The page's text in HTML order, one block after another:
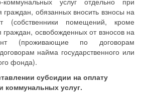
граждан, обязанных вносить взносы на
(собственники помещений, кроме
освобожденных от взносов на
(проживающие по договорам
найма государственного или
фонда).
субсидии на оплату
коммунальных услуг.